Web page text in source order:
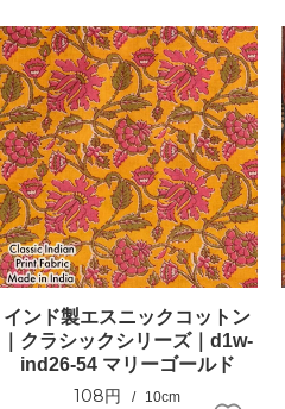
インド製エスニックコットン
｜クラシックシリーズ｜d1w-
ind26-54 マリーゴールド
108円 10cm